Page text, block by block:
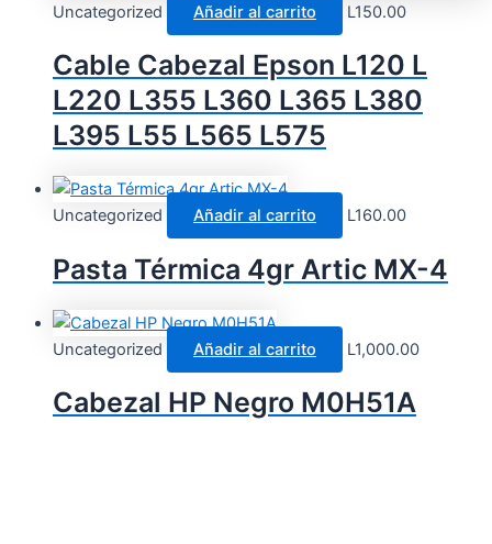
Uncategorized Añadir al carrito L150.00
Cable Cabezal Epson L120 L
L220 L355 L360 L365 L380
L395 L55 L565 L575
Uncategorized Añadir al carrito L160.00
Pasta Térmica 4gr Artic MX-4
Uncategorized Añadir al carrito L1,000.00
Cabezal HP Negro M0H51A